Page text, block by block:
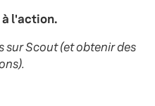
l'action.
sur Scout (et obtenir des